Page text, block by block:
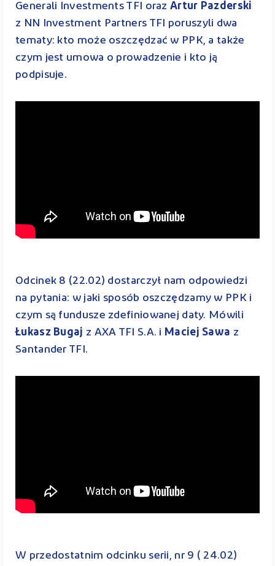
Generali Investments TFI orazArtur Pazderski
z NN Investment Partners TFI poruszyli dwa
tematy: kto może oszczędzać w PPK, a także
czym jest umowa o prowadzenie i kto ją
podpisuje.
Odcinek 8 (22.02) dostarczył nam odpowiedzi
na pytania: w jaki sposób oszczędzamy w PPK i
czym są fundusze zdefiniowanej daty. Mówili
Łukasz Bugaj z AXA TFI S.A. i Maciej Sawa z
Santander TFI.
W przedostatnim odcinku serii, nr 9 ( 24.02)